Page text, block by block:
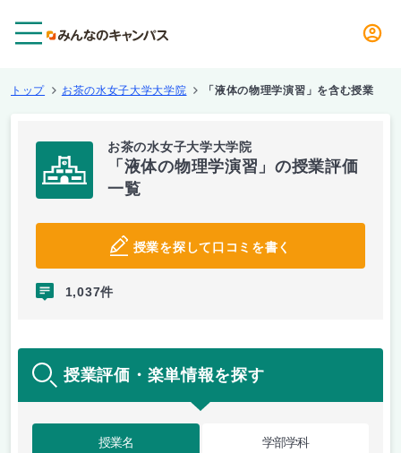
トップ お茶の水女子大学大学院 「液体の物理学演習」を含む授業
お茶の水女子大学大学院
「液体の物理学演習」の授業評価
一覧
授業を探して口コミを書く
1,037件
授業評価・楽単情報を探す
授業名 学部学科